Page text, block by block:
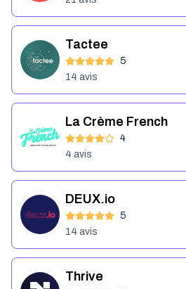
Tactee
5
14 avis
La Crème French
4
4 avis
DEUX.io
5
14 avis
Thrive